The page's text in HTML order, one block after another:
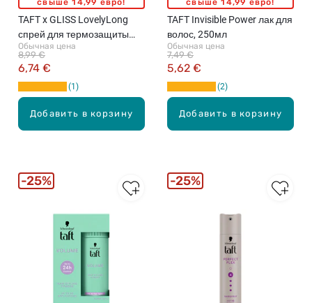
Добавить в корзину
TAFT x GLISS LovelyLong
спрей для термозащиты
волос, 150мл
Обычная цена
6,74 €
8,99 €
1
Добавить в корзину
TAFT Invisible Power лак для
волос, 250мл
Обычная цена
5,62 €
7,49 €
2
25% 25%